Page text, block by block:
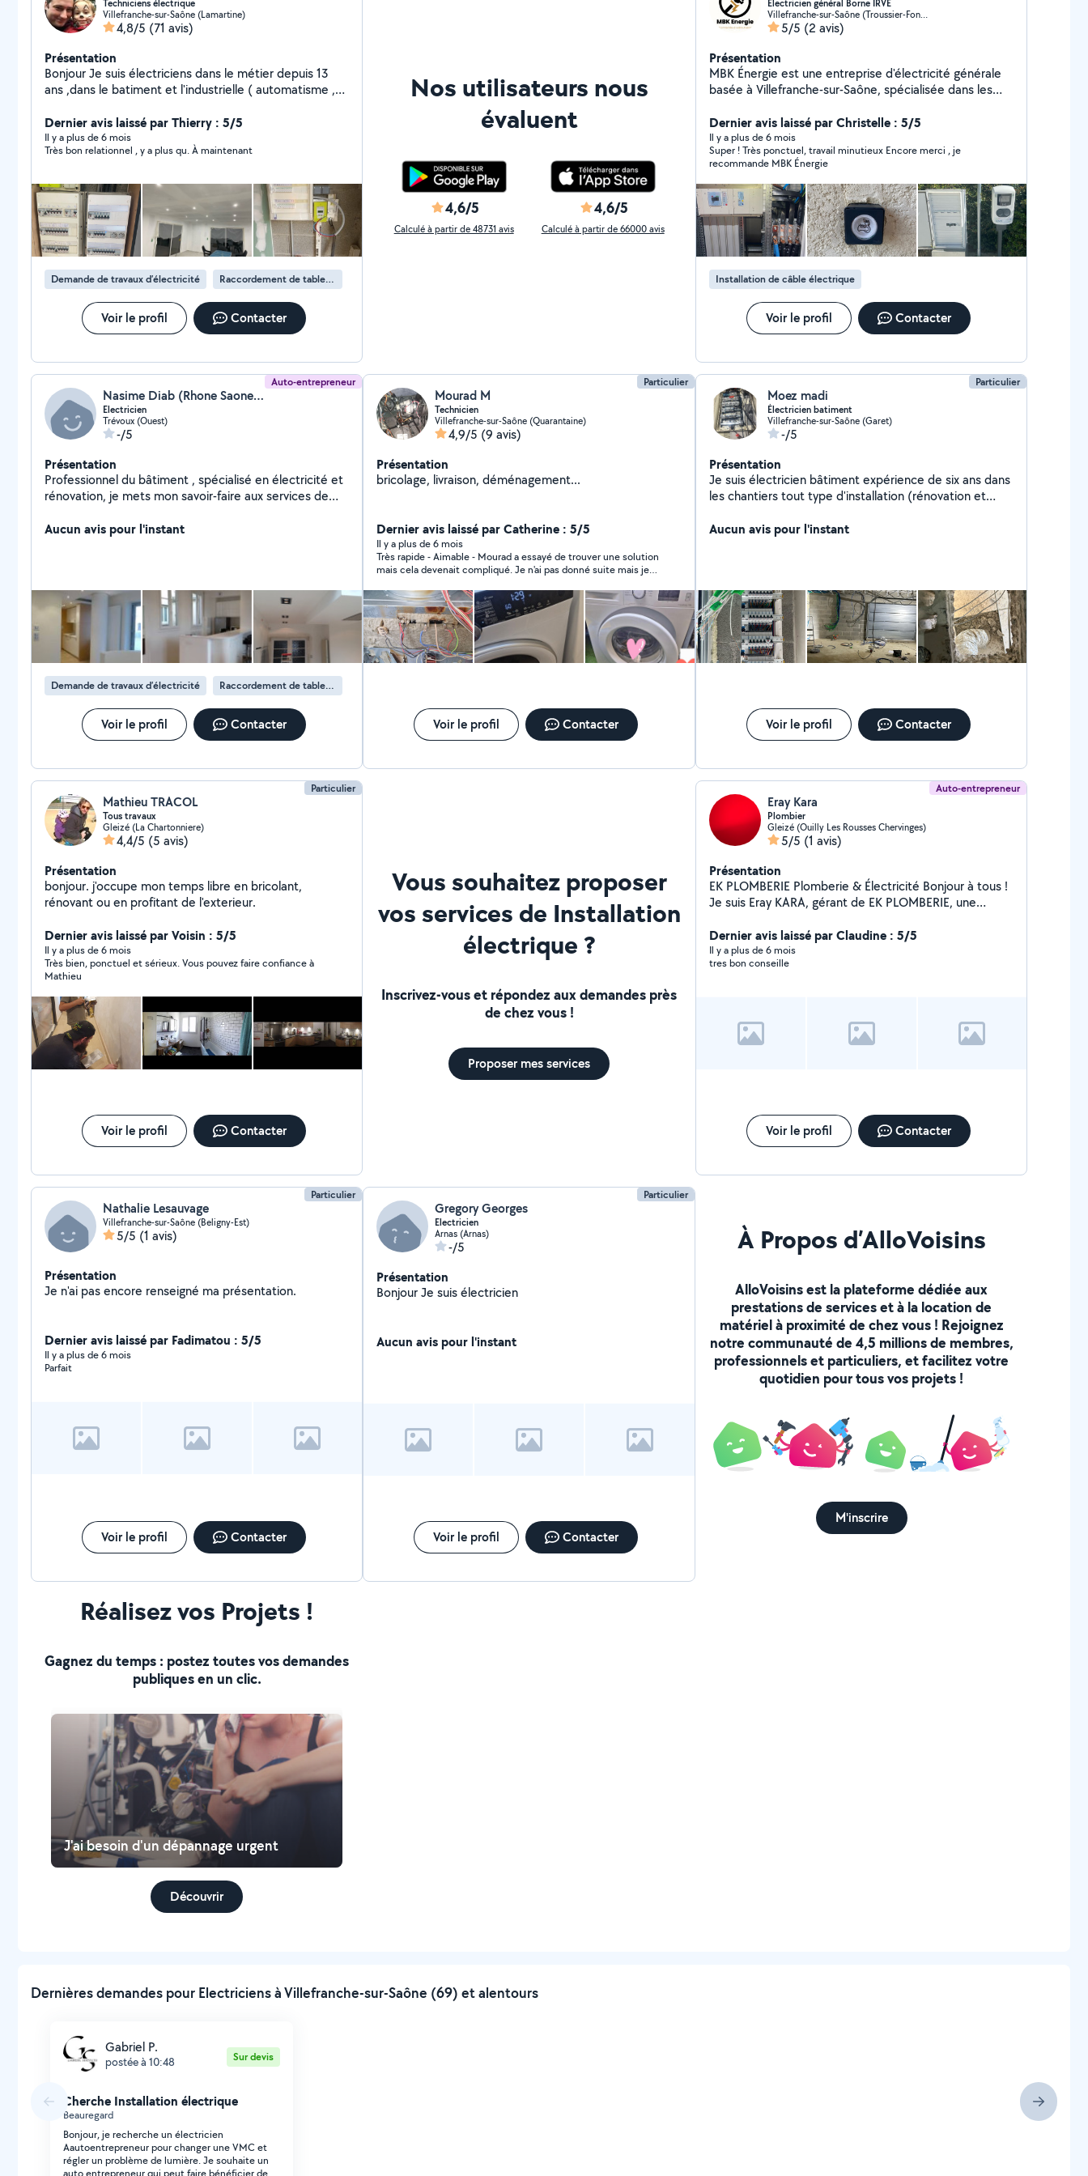
Techniciens électrique
Villefranche-sur-Saône (Lamartine)
4,8/5 (71 avis)
Présentation
Bonjour Je suis électriciens dans le métier depuis 13
ans ,dans le batiment et l'industrielle ( automatisme ,
en plomberie et je suis très bricoleur
Dernier avis laissé par Thierry : 5/5
Il y a plus de 6 mois
Très bon relationnel , y a plus qu. À maintenant
Demande de travaux d’électricité Raccordement de tableau électrique
Voir le profil Contacter
Nos utilisateurs nous
évaluent
4,6/5
Calculé à partir de 48731 avis
4,6/5
Calculé à partir de 66000 avis
Electricien général Borne IRVE
Villefranche-sur-Saône (Troussier-Fongraine)
5/5 (2 avis)
Présentation
MBK Énergie est une entreprise d'électricité générale
basée à Villefranche-sur-Saône, spécialisée dans les
ainsi que dans la pose de bornes de recharge pour
véhicules électriques (IRVE). Nous intervenons auprès
des particuliers, professionnels et collectivités dans
toute la région et ses environs. Nos services : Travaux
d'électricité générale : installation, rénovation, mise aux
normes Pose et remplacement de prises,
interrupteurs, tableaux électriques Installation de
luminaires intérieurs et extérieurs Modifications et
extensions de circuits électriques Dépannage
électrique rapide Installation de bornes IRVE (recharge
électrique résidentielle, tertiaire ou en copropriété)
Dernier avis laissé par Christelle : 5/5
Il y a plus de 6 mois
Super ! Très ponctuel, travail minutieux Encore merci , je
recommande MBK Énergie
Installation de câble électrique
Voir le profil Contacter
Auto-entrepreneur
Nasime Diab (Rhone Saone Vallee Electricite)
Electricien
Trévoux (Ouest)
-/5
Présentation
Professionnel du bâtiment , spécialisé en électricité et
rénovation, je mets mon savoir-faire aux services de
travail de qualité au juste prix.
Aucun avis pour l'instant
Demande de travaux d’électricité Raccordement de tableau électrique
Voir le profil Contacter
Particulier
Mourad M
Technicien
Villefranche-sur-Saône (Quarantaine)
4,9/5 (9 avis)
Présentation
bricolage, livraison, déménagement...
Dernier avis laissé par Catherine : 5/5
Il y a plus de 6 mois
Très rapide - Aimable - Mourad a essayé de trouver une solution
mais cela devenait compliqué. Je n'ai pas donné suite mais je
Voir le profil Contacter
Particulier
Moez madi
Électricien batiment
Villefranche-sur-Saône (Garet)
-/5
Présentation
Je suis électricien bâtiment expérience de six ans dans
les chantiers tout type d'installation (rénovation et
Aucun avis pour l'instant
Voir le profil Contacter
Particulier
Mathieu TRACOL
Tous travaux
Gleizé (La Chartonniere)
4,4/5 (5 avis)
Présentation
bonjour. j'occupe mon temps libre en bricolant,
rénovant ou en profitant de l'exterieur.
Dernier avis laissé par Voisin : 5/5
Il y a plus de 6 mois
Très bien, ponctuel et sérieux. Vous pouvez faire confiance à
Mathieu
Voir le profil Contacter
Vous souhaitez proposer
vos services de Installation
électrique ?
Inscrivez-vous et répondez aux demandes près
de chez vous !
Proposer mes services
Auto-entrepreneur
Eray Kara
Plombier
Gleizé (Ouilly Les Rousses Chervinges)
5/5 (1 avis)
Présentation
EK PLOMBERIE Plomberie & Électricité Bonjour à tous !
Je suis Eray KARA, gérant de EK PLOMBERIE, une
Avec plusieurs années d'expérience dans le domaine, je
vous propose des services fiables et de qualité,
adaptés à vos besoins. Nos services : Dépannage en
installation de systèmes électriques (tableaux
électriques, prises, interrupteurs) Mise aux normes
un service professionnel, avec le souci du détail et de
la satisfaction de nos clients. N'hésitez pas à nous
contacter pour un devis ou toute question ! À bientôt
plomberie et électricité de confiance.
Dernier avis laissé par Claudine : 5/5
Il y a plus de 6 mois
tres bon conseille
Voir le profil Contacter
Particulier
Nathalie Lesauvage
Villefranche-sur-Saône (Beligny-Est)
5/5 (1 avis)
Présentation
Je n'ai pas encore renseigné ma présentation.
Dernier avis laissé par Fadimatou : 5/5
Il y a plus de 6 mois
Parfait
Voir le profil Contacter
Particulier
Gregory Georges
Electricien
Arnas (Arnas)
-/5
Présentation
Bonjour Je suis électricien
Aucun avis pour l'instant
Voir le profil Contacter
À Propos d’AlloVoisins
AlloVoisins est la plateforme dédiée aux
prestations de services et à la location de
matériel à proximité de chez vous ! Rejoignez
notre communauté de 4,5 millions de membres,
professionnels et particuliers, et facilitez votre
quotidien pour tous vos projets !
M'inscrire
Réalisez vos Projets !
Gagnez du temps : postez toutes vos demandes
publiques en un clic.
J'ai besoin d'un dépannage urgent
Découvrir
Dernières demandes pour Electriciens à Villefranche-sur-Saône (69) et alentours
Gabriel P.
postée à 10:48 Sur devis
Cherche Installation électrique
Beauregard
Bonjour, je recherche un électricien
Aautoentrepreneur pour changer une VMC et
régler un problème de lumière. Je souhaite un
auto entrepreneur qui peut faire bénéficier de